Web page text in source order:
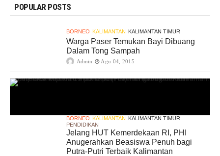
POPULAR POSTS
BORNEO KALIMANTAN KALIMANTAN TIMUR
Warga Paser Temukan Bayi Dibuang
Dalam Tong Sampah
Admin Agu 04, 2015
BORNEO KALIMANTAN KALIMANTAN TIMUR
PENDIDIKAN
Jelang HUT Kemerdekaan RI, PHI
Anugerahkan Beasiswa Penuh bagi
Putra-Putri Terbaik Kalimantan